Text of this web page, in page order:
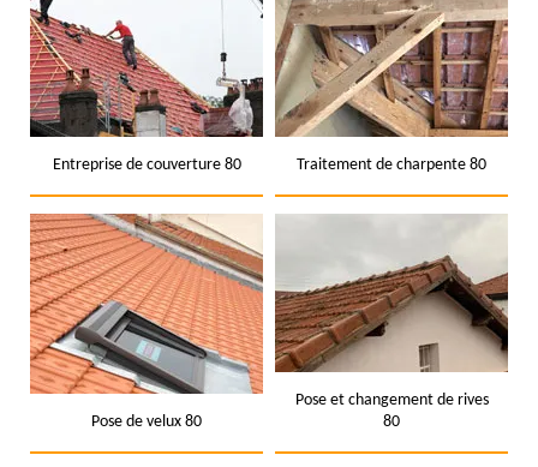
Entreprise de couverture 80 Traitement de charpente 80
Pose de velux 80
Pose et changement de rives
80